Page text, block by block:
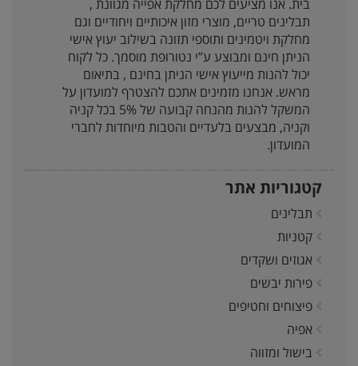
בית. אנו מציעים לכם מחלקת אפייה מגוונת ,
תבלינים טריים, מוצרי מזון איכותיים ויחודיים וגם
מחלקת ויטמינים ותוספי תזונה בשילוב יעוץ אישי
הניתן חינם ומבוצע ע”י נטורופת מוסמך. כל לקוח
יכול להנות מייעוץ אישי הניתן בחינם , בתיאום
מראש. אנחנו מזמינים אתכם להצטרף למועדון על
המשקל להנות מהנחה קבועה של 5% בכל קניה
וקניה, מבצעים בלעדיים והטבות מיוחדות לחברי
המועדון.
קטגוריות אתר
תבלינים
קטניות
אגוזים ושקדים
פירות יבשים
פיצוחים וחטיפים
אפיה
בישול ומזווה